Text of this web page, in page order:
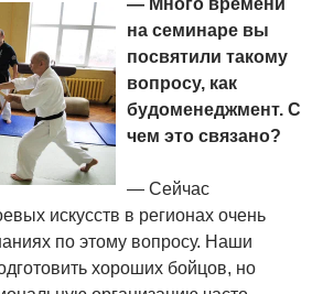
— Много времени
на семинаре вы
посвятили такому
вопросу, как
будоменеджмент. С
чем это связано?
— Сейчас
искусств в регионах очень
по этому вопросу. Наши
хороших бойцов, но